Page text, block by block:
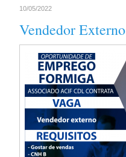
10/05/2022
Vendedor Externo